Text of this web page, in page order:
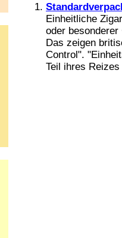
Einheitliche
oder
Das zeigen
Control".
Teil ihres